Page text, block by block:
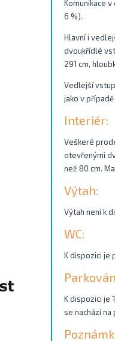
Komunikace
6 %).
Hlavní i
dvoukřídlé
291 cm,
Vedlejší
jako v
Interiér:
Veškeré
otevřenými
než 80 cm.
Výtah:
Výtah není k
WC:
K dispozici je
K dispozici je
se nachází